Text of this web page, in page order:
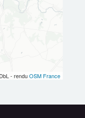
- renduOSM France